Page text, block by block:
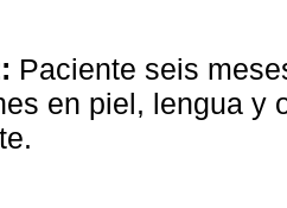
Paciente seis
en piel, lengua y